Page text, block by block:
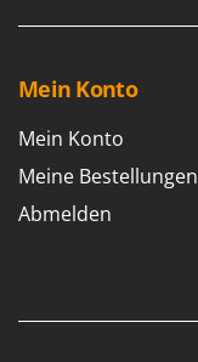
O
Obstmühlen
Obstpressen
FIEM
FINI
Fiorentini
Fiskars
Flymo
Francini
Mein Konto
Mein Konto
Meine Bestellungen
Abmelden